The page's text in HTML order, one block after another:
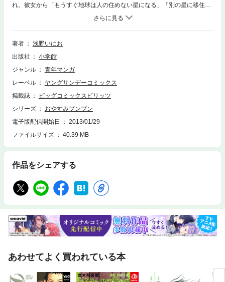
れ。彼女から「もうすぐ地球は人の住めない星になる」「別の星に移住し
ないと人類はメツボーしてしまう」という話を聞いたプンプンは、今日出
された「将来の夢」の作文に、「宇宙を研究する人になりたい」と書こう
と思い立つ。だが翌朝、プンプンが起きると家の中が大変なことに…？
著者
浅野いにお
出版社
小学館
ジャンル
青年マンガ
レーベル
ヤングサンデーコミックス
掲載誌
ビッグコミックスピリッツ
シリーズ
おやすみプンプン
電子版配信開始日
2013/01/29
ファイルサイズ
40.39 MB
作品をシェアする
あわせてよく買われている本